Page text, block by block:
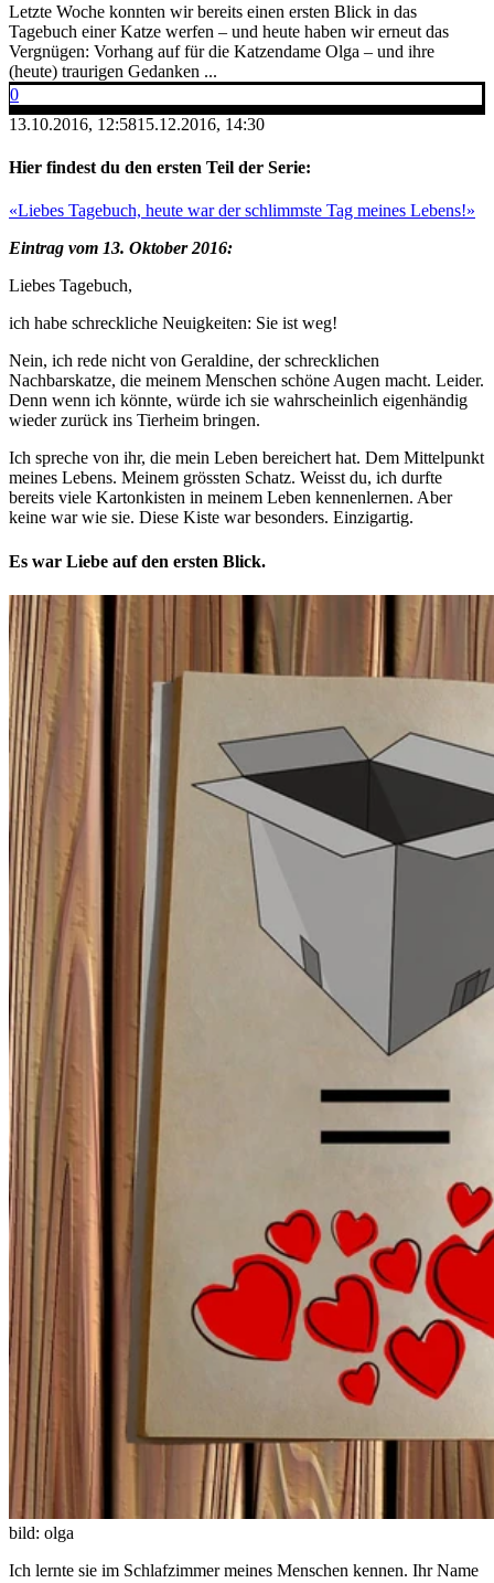
Letzte Woche konnten wir bereits einen ersten Blick in das
Tagebuch einer Katze werfen – und heute haben wir erneut das
Vergnügen: Vorhang auf für die Katzendame Olga – und ihre
(heute) traurigen Gedanken ...
0
13.10.2016, 12:5815.12.2016, 14:30
Hier findest du den ersten Teil der Serie:
«Liebes Tagebuch, heute war der schlimmste Tag meines Lebens!»
Eintrag vom 13. Oktober 2016:
Liebes Tagebuch,
ich habe schreckliche Neuigkeiten: Sie ist weg!
Nein, ich rede nicht von Geraldine, der schrecklichen
Nachbarskatze, die meinem Menschen schöne Augen macht. Leider.
Denn wenn ich könnte, würde ich sie wahrscheinlich eigenhändig
wieder zurück ins Tierheim bringen.
Ich spreche von ihr, die mein Leben bereichert hat. Dem Mittelpunkt
meines Lebens. Meinem grössten Schatz. Weisst du, ich durfte
bereits viele Kartonkisten in meinem Leben kennenlernen. Aber
keine war wie sie. Diese Kiste war besonders. Einzigartig.
Es war Liebe auf den ersten Blick.
bild: olga
Ich lernte sie im Schlafzimmer meines Menschen kennen. Ihr Name